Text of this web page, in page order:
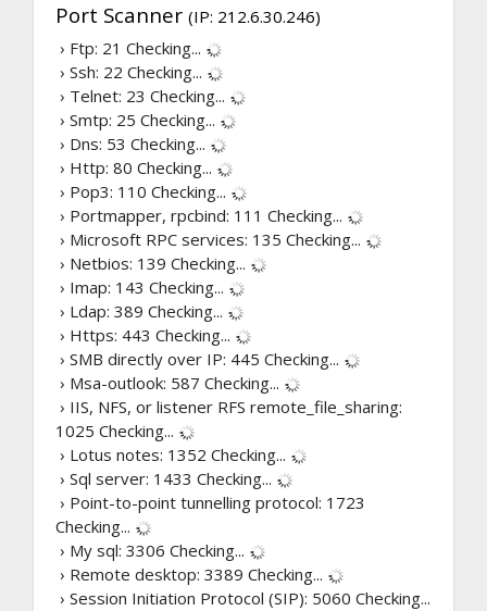
Port Scanner (IP: 212.6.30.246)
› Ftp: 21 Checking...
› Ssh: 22 Checking...
› Telnet: 23 Checking...
› Smtp: 25 Checking...
› Dns: 53 Checking...
› Http: 80 Checking...
› Pop3: 110 Checking...
› Portmapper, rpcbind: 111 Checking...
› Microsoft RPC services: 135 Checking...
› Netbios: 139 Checking...
› Imap: 143 Checking...
› Ldap: 389 Checking...
› Https: 443 Checking...
› SMB directly over IP: 445 Checking...
› Msa-outlook: 587 Checking...
› IIS, NFS, or listener RFS remote_file_sharing:
1025 Checking...
› Lotus notes: 1352 Checking...
› Sql server: 1433 Checking...
› Point-to-point tunnelling protocol: 1723
Checking...
› My sql: 3306 Checking...
› Remote desktop: 3389 Checking...
› Session Initiation Protocol (SIP): 5060 Checking...